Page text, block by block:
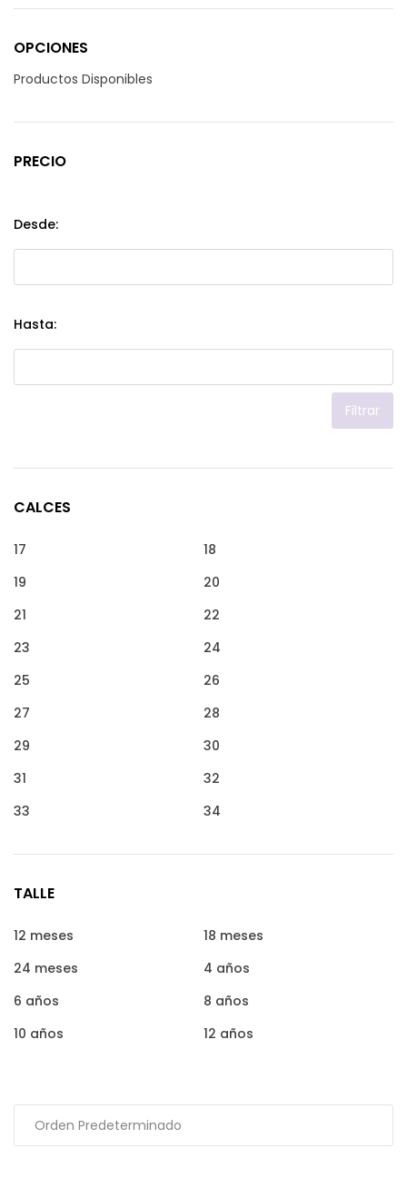
OPCIONES
Productos Disponibles
PRECIO
Desde:
Hasta:
Filtrar
CALCES
17
18
19
20
21
22
23
24
25
26
27
28
29
30
31
32
33
34
TALLE
12 meses
18 meses
24 meses
4 años
6 años
8 años
10 años
12 años